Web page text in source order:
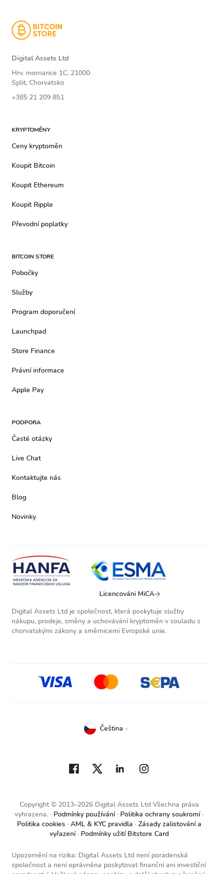
Digital Assets Ltd
Hrv. mornarice 1C, 21000
Split, Chorvatsko
+385 21 209 851
KRYPTOMĚNY
Ceny kryptoměn
Koupit Bitcoin
Koupit Ethereum
Koupit Ripple
Převodní poplatky
BITCOIN STORE
Pobočky
Služby
Program doporučení
Launchpad
Store Finance
Právní informace
Apple Pay
PODPORA
Časté otázky
Live Chat
Kontaktujte nás
Blog
Novinky
Licencováni MiCA
Digital Assets Ltd je společnost, která poskytuje služby
nákupu, prodeje, směny a uchovávání kryptoměn v souladu s
chorvatskými zákony a směrnicemi Evropské unie.
Copyright © 2013–2026 Digital Assets Ltd Všechna práva
vyhrazena.
Podmínky používání
Politika ochrany soukromí
Politika cookies
AML & KYC pravidla
Zásady zalistování a
vyřazení
Podmínky užití Bitstore Card
Čeština
Upozornění na rizika: Digital Assets Ltd není poradenská
společnost a není oprávněna poskytovat finanční ani investiční